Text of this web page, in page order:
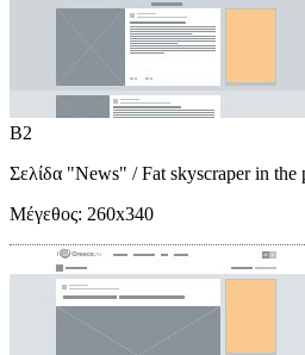
B2
Σελίδα "News" / Fat skyscraper in
Μέγεθος: 260x340